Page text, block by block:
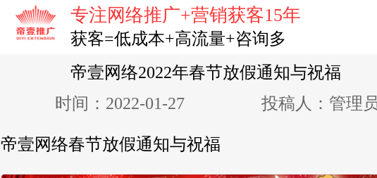
专注网络推广+营销获客15年
获客=低成本+高流量+咨询多
你现在的位置是：首页 »动态资讯»公司动态
帝壹网络2022年春节放假通知与祝福
时间：2022-01-27
投稿人：管理
帝壹网络春节放假通知与祝福